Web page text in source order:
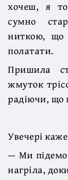
хочеш, я
сумно
ниткою, що
полатати.
Пришила
жмуток
радіючи, що
Увечері
— Ми підемо
нагріла,